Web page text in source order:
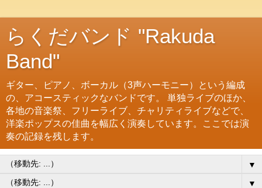
らくだバンド "Rakuda
Band"
ギター、ピアノ、ボーカル（3声ハーモニー）という編成
の、アコースティックなバンドです。 単独ライブのほか、
各地の音楽祭、フリーライブ、チャリティライブなどで、
洋楽ポップスの佳曲を幅広く演奏しています。ここでは演
奏の記録を残します。
▼
▼